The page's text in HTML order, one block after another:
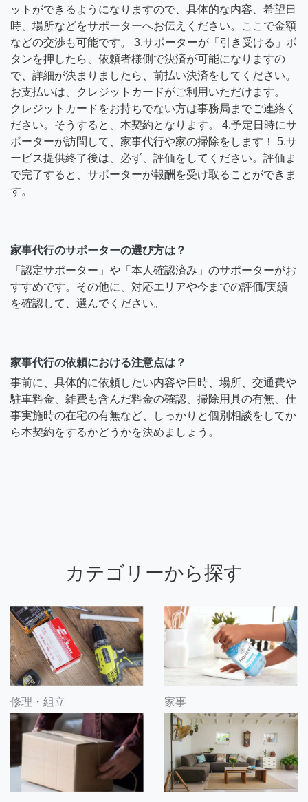
ットができるようになりますので、具体的な内容、希望日
時、場所などをサポーターへお伝えください。ここで金額
などの交渉も可能です。 3.サポーターが「引き受ける」ボ
タンを押したら、依頼者様側で決済が可能になりますの
で、詳細が決まりましたら、前払い決済をしてください。
お支払いは、クレジットカードがご利用いただけます。
クレジットカードをお持ちでない方は事務局までご連絡く
ださい。そうすると、本契約となります。 4.予定日時にサ
ポーターが訪問して、家事代行や家の掃除をします！ 5.サ
ービス提供終了後は、必ず、評価をしてください。評価ま
で完了すると、サポーターが報酬を受け取ることができま
す。
家事代行のサポーターの選び方は？
「認定サポーター」や「本人確認済み」のサポーターがお
すすめです。その他に、対応エリアや今までの評価/実績
を確認して、選んでください。
家事代行の依頼における注意点は？
事前に、具体的に依頼したい内容や日時、場所、交通費や
駐車料金、雑費も含んだ料金の確認、掃除用具の有無、仕
事実施時の在宅の有無など、しっかりと個別相談をしてか
ら本契約をするかどうかを決めましょう。
カテゴリーから探す
修理・組立 家事